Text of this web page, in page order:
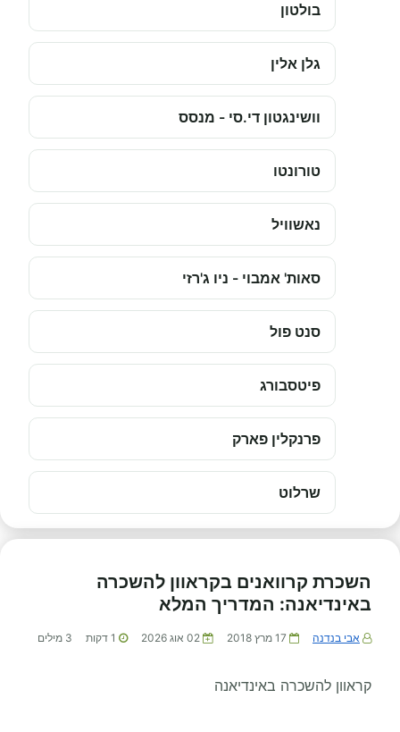
בולטון
גלן אלין
וושינגטון די.סי - מנסס
טורונטו
נאשוויל
סאות' אמבוי - ניו ג'רזי
סנט פול
פיטסבורג
פרנקלין פארק
שרלוט
השכרת קרוואנים בקראוון להשכרה
באינדיאנה: המדריך המלא
אבי בנדנה 17 מרץ 2018 02 אוג 2026 1 דקות 3 מילים
קראוון להשכרה באינדיאנה